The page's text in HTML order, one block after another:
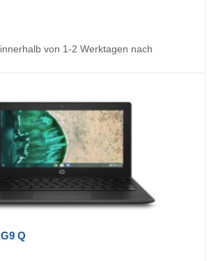
von 1-2 Werktagen nach
Q